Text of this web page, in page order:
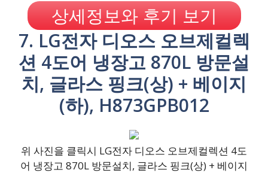
상세정보와 후기 보기
7. LG전자 디오스 오브제컬렉
션 4도어 냉장고 870L 방문설
치, 글라스 핑크(상) + 베이지
(하), H873GPB012
위 사진을 클릭시 LG전자 디오스 오브제컬렉션 4도
어 냉장고 870L 방문설치, 글라스 핑크(상) + 베이지